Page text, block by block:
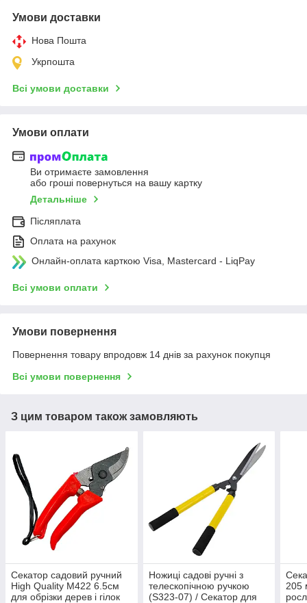
Умови доставки
Нова Пошта
Укрпошта
Всі умови доставки
Умови оплати
Ви отримаєте замовлення
або гроші повернуться на вашу картку
Детальніше
Післяплата
Оплата на рахунок
Онлайн-оплата карткою Visa, Mastercard - LiqPay
Всі умови оплати
Умови повернення
Повернення товару впродовж 14 днів за рахунок покупця
Всі умови повернення
З цим товаром також замовляють
Секатор садовий ручний
High Quality М422 6.5см
для обрізки дерев і гілок
Ножиці садові ручні з
телескопічною ручкою
(S323-07) / Секатор для
205